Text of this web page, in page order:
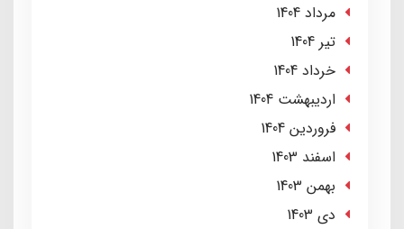
مرداد 1404
تير 1404
خرداد 1404
ارديبهشت 1404
فروردین 1404
اسفند 1403
بهمن 1403
دی 1403